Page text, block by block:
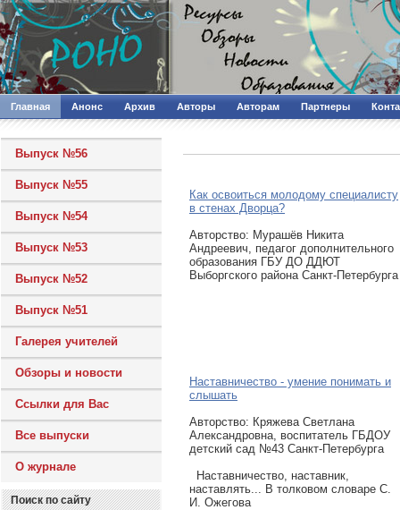
Главная Анонс Архив Авторы Авторам Партнеры
Выпуск №56
Выпуск №55
Выпуск №54
Выпуск №53
Выпуск №52
Выпуск №51
Галерея учителей
Обзоры и новости
Ссылки для Вас
Все выпуски
О журнале
Поиск по сайту
Как освоиться молодому специалисту
в стенах Дворца?
Авторcтво: Мурашёв Никита
Андреевич, педагог дополнительного
образования ГБУ ДО ДДЮТ
Выборгского района Санкт-Петербурга
Наставничество - умение понимать и
слышать
Авторcтво: Кряжева Светлана
Александровна, воспитатель ГБДОУ
детский сад №43 Санкт-Петербурга
Наставничество, наставник,
наставлять... В толковом словаре С.
И. Ожегова